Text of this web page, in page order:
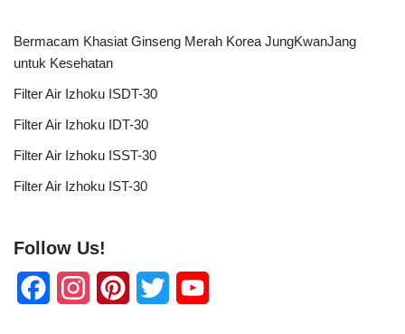
Bermacam Khasiat Ginseng Merah Korea JungKwanJang
untuk Kesehatan
Filter Air Izhoku ISDT-30
Filter Air Izhoku IDT-30
Filter Air Izhoku ISST-30
Filter Air Izhoku IST-30
Follow Us!